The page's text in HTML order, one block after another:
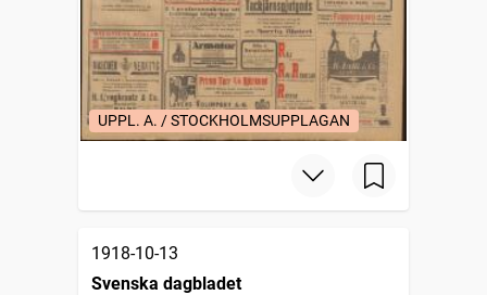
UPPL. A. / STOCKHOLMSUPPLAGAN
1918-10-13
Svenska dagbladet